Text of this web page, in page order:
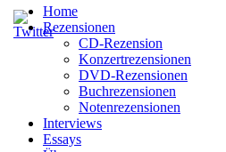
Home
Rezensionen
CD-Rezension
Konzertrezensionen
DVD-Rezensionen
Buchrezensionen
Notenrezensionen
Interviews
Essays